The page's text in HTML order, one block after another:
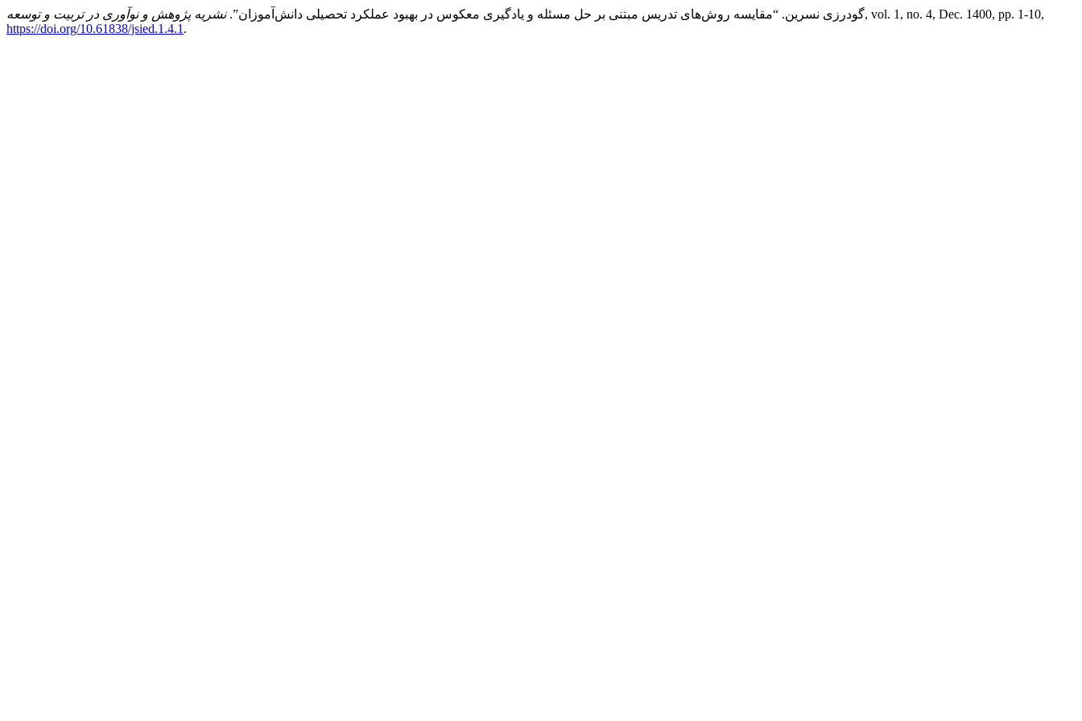
گودرزی نسرین. “مقایسه روش‌های تدریس مبتنی بر حل مسئله و یادگیری معکوس در بهبود عملکرد تحصیلی دانش‌آموزان”.نشریه پژوهش و نوآوری در تربیت و توسعه
, vol. 1, no. 4, Dec. 1400, pp. 1-10,
https://doi.org/10.61838/jsied.1.4.1 .